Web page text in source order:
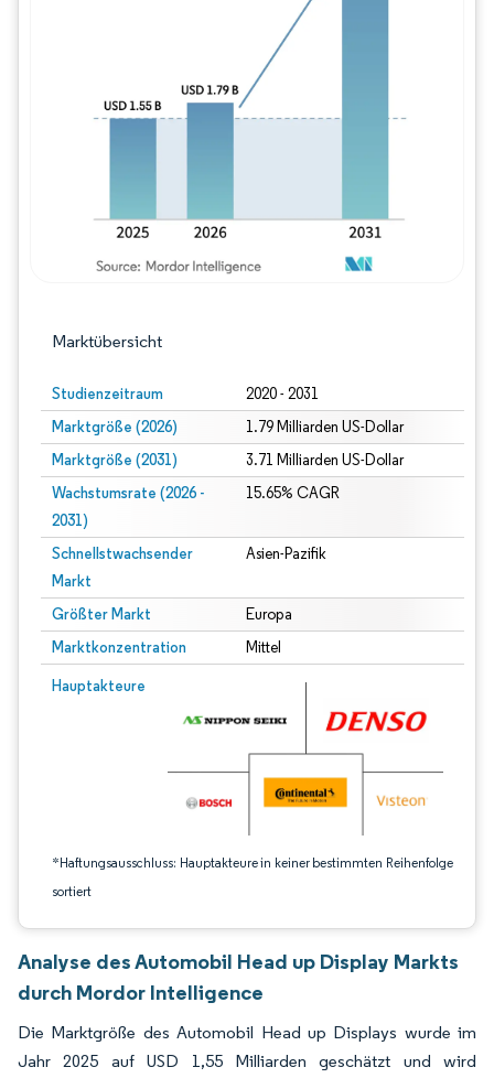
Marktübersicht
Studienzeitraum 2020 - 2031
Marktgröße (2026) 1.79 Milliarden US-Dollar
Marktgröße (2031) 3.71 Milliarden US-Dollar
Wachstumsrate (2026 -
2031)
15.65% CAGR
Schnellstwachsender
Markt
Asien-Pazifik
Größter Markt Europa
Marktkonzentration Mittel
Hauptakteure
*Haftungsausschluss: Hauptakteure in keiner bestimmten Reihenfolge
sortiert
Bild © Mordor Intelligence. Wiederverwendung erfordert Namensnennung
Bild © Mordor Intelligence.
Analyse des Automobil Head up Display Markts
durch Mordor Intelligence
Die Marktgröße des Automobil Head up Displays wurde im
Jahr 2025 auf USD 1,55 Milliarden geschätzt und wird